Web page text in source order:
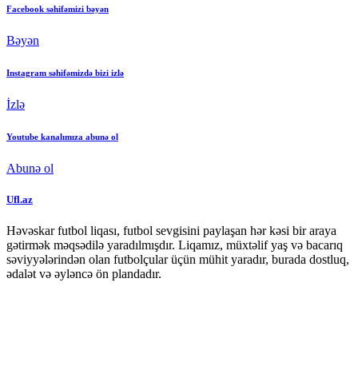
Facebook səhifəmizi bəyən
Bəyən
Instagram səhifəmizdə bizi izlə
İzlə
Youtube kanalımıza abunə ol
Abunə ol
Ufl.az
Həvəskar futbol liqası, futbol sevgisini paylaşan hər kəsi bir araya
gətirmək məqsədilə yaradılmışdır. Liqamız, müxtəlif yaş və bacarıq
səviyyələrindən olan futbolçular üçün mühit yaradır, burada dostluq,
ədalət və əyləncə ön plandadır.